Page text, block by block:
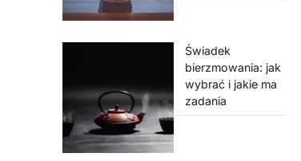
Świadek
bierzmowania: jak
wybrać i jakie ma
zadania